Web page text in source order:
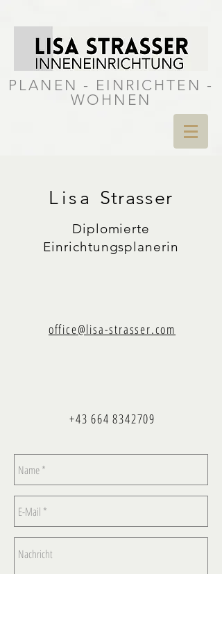
PLANEN - EINRICHTEN -
WOHNEN
Lisa Strasser
Diplomierte
Einrichtungsplanerin
office@lisa-strasser.com
+43 664 8342709